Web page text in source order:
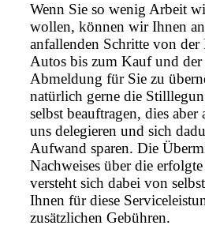
Wenn Sie so wenig Arbeit
wollen, können wir Ihnen
anfallenden Schritte von der
Autos bis zum Kauf und der
Abmeldung für Sie zu
natürlich gerne die
selbst beauftragen, dies aber
uns delegieren und sich
Aufwand sparen. Die
Nachweises über die
versteht sich dabei von
Ihnen für diese
zusätzlichen Gebühren.